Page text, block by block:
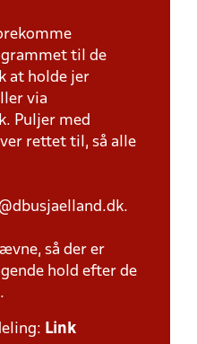
til de
at holde jer
via
Puljer med
rettet til, så alle
så der er
hold efter de
Link